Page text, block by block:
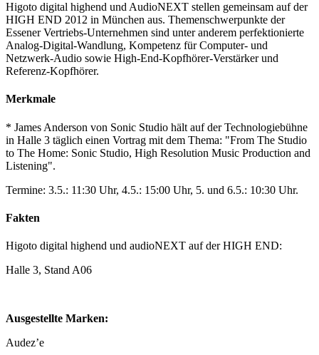
Higoto digital highend und AudioNEXT stellen gemeinsam auf der
HIGH END 2012 in München aus. Themenschwerpunkte der
Essener Vertriebs-Unternehmen sind unter anderem perfektionierte
Analog-Digital-Wandlung, Kompetenz für Computer- und
Netzwerk-Audio sowie High-End-Kopfhörer-Verstärker und
Referenz-Kopfhörer.
Merkmale
* James Anderson von Sonic Studio hält auf der Technologiebühne
in Halle 3 täglich einen Vortrag mit dem Thema: "From The Studio
to The Home: Sonic Studio, High Resolution Music Production and
Listening".
Termine: 3.5.: 11:30 Uhr, 4.5.: 15:00 Uhr, 5. und 6.5.: 10:30 Uhr.
Fakten
Higoto digital highend und audioNEXT auf der HIGH END:
Halle 3, Stand A06
Ausgestellte Marken:
Audez’e